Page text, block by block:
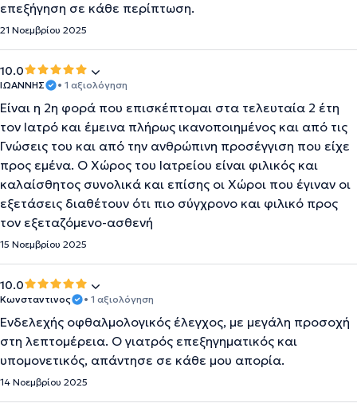
επεξήγηση σε κάθε περίπτωση.
21 Νοεμβρίου 2025
10.0
ΙΩΑΝΝΗΣ • 1 αξιολόγηση
Είναι η 2η φορά που επισκέπτομαι στα τελευταία 2 έτη
τον Ιατρό και έμεινα πλήρως ικανοποιημένος και από τις
Γνώσεις του και από την ανθρώπινη προσέγγιση που είχε
προς εμένα. Ο Χώρος του Ιατρείου είναι φιλικός και
καλαίσθητος συνολικά και επίσης οι Χώροι που έγιναν οι
εξετάσεις διαθέτουν ότι πιο σύγχρονο και φιλικό προς
τον εξεταζόμενο-ασθενή
15 Νοεμβρίου 2025
10.0
Κωνσταντινος • 1 αξιολόγηση
Ενδελεχής οφθαλμολογικός έλεγχος, με μεγάλη προσοχή
στη λεπτομέρεια. Ο γιατρός επεξηγηματικός και
υπομονετικός, απάντησε σε κάθε μου απορία.
14 Νοεμβρίου 2025